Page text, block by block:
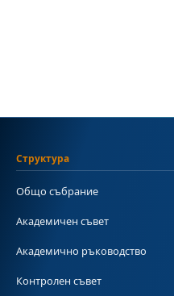
Структура
Общо събрание
Академичен съвет
Академично ръководство
Контролен съвет